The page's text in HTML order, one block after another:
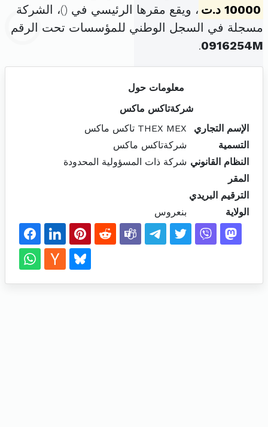
10000 د.ت
، ويقع مقرها الرئيسي في ()، الشركة
مسجلة في السجل الوطني للمؤسسات تحت الرقم
0916254M
.
معلومات حول
شركةتاكس ماكس
الإسم التجاري
THEX MEX تاكس ماكس
التسمية
شركةتاكس ماكس
النظام القانوني شركة ذات المسؤولية المحدودة
المقر
الترقيم البريدي
الولاية
بنعروس